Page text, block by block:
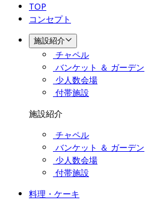
TOP
コンセプト
施設紹介
チャペル
バンケット ＆ ガーデン
少人数会場
付帯施設
施設紹介
チャペル
バンケット ＆ ガーデン
少人数会場
付帯施設
料理・ケーキ